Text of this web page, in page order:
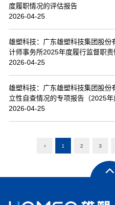
度履职情况的评估报告
2026-04-25
雄塑科技：广东雄塑科技集团股
计师事务所2025年度履行监督职
2026-04-25
雄塑科技：广东雄塑科技集团股份
立性自查情况的专项报告（2025年
2026-04-25
1 2 3